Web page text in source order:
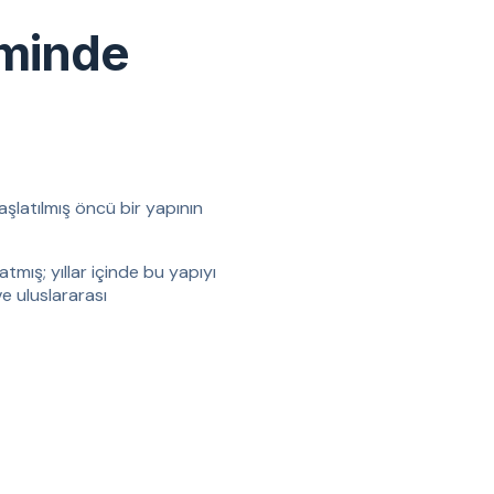
öncü bir yapının
yıllar içinde bu yapıyı
uluslararası